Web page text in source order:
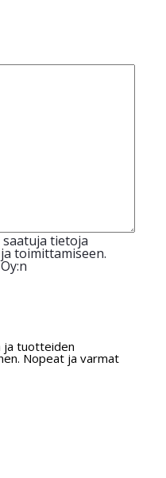
tietoja
toimittamiseen.
ja tuotteiden
Nopeat ja varmat